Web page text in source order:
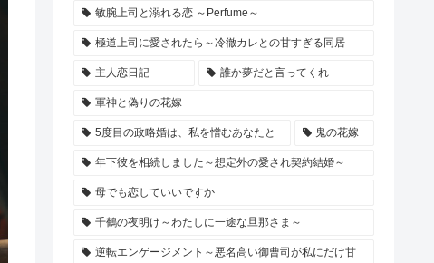
敏腕上司と溺れる恋 ～Perfume～
極道上司に愛されたら～冷徹カレとの甘すぎる同居
主人恋日記 誰か夢だと言ってくれ
軍神と偽りの花嫁
5度目の政略婚は、私を憎むあなたと 鬼の花嫁
年下彼を相続しました～想定外の愛され契約結婚～
母でも恋していいですか
千鶴の夜明け～わたしに一途な旦那さま～
逆転エンゲージメント～悪名高い御曹司が私にだけ甘